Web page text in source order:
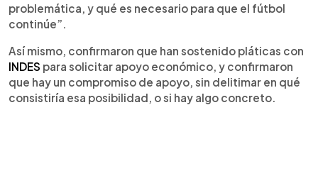
problemática, y qué es necesario para que el fútbol
continúe”.
Así mismo, confirmaron que han sostenido pláticas con
INDES para solicitar apoyo económico, y confirmaron
que hay un compromiso de apoyo, sin delitimar en qué
consistiría esa posibilidad, o si hay algo concreto.